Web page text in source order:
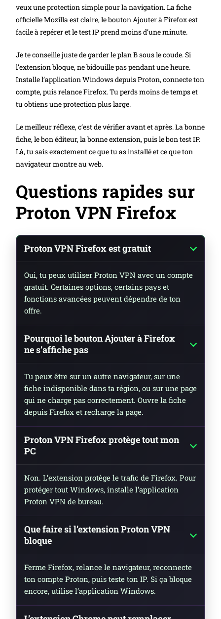
veux une protection simple pour la navigation. La fiche
officielle Mozilla est claire, le bouton Ajouter à Firefox est
facile à repérer et le test IP prend moins d’une minute.
Je te conseille juste de garder le plan B sous le coude. Si
l’extension bloque, ne bidouille pas pendant une heure.
Installe l’application Windows depuis Proton, connecte ton
compte, puis relance Firefox. Tu perds moins de temps et
tu obtiens une protection plus large.
Le meilleur réflexe, c’est de vérifier avant et après. La bonne
fiche, le bon éditeur, la bonne extension, puis le bon test IP.
Là, tu sais exactement ce que tu as installé et ce que ton
navigateur montre au web.
Questions rapides sur
Proton VPN Firefox
Proton VPN Firefox est gratuit
Oui, tu peux utiliser Proton VPN avec un compte
gratuit. Certaines options, certains pays et
fonctions avancées peuvent dépendre de ton
offre.
Pourquoi le bouton Ajouter à Firefox
ne s’affiche pas
Tu peux être sur un autre navigateur, sur une
fiche indisponible dans ta région, ou sur une page
qui ne charge pas correctement. Ouvre la fiche
depuis Firefox et recharge la page.
Proton VPN Firefox protège tout mon
PC
Non. L’extension protège le trafic de Firefox. Pour
protéger tout Windows, installe l’application
Proton VPN de bureau.
Que faire si l’extension Proton VPN
bloque
Ferme Firefox, relance le navigateur, reconnecte
ton compte Proton, puis teste ton IP. Si ça bloque
encore, utilise l’application Windows.